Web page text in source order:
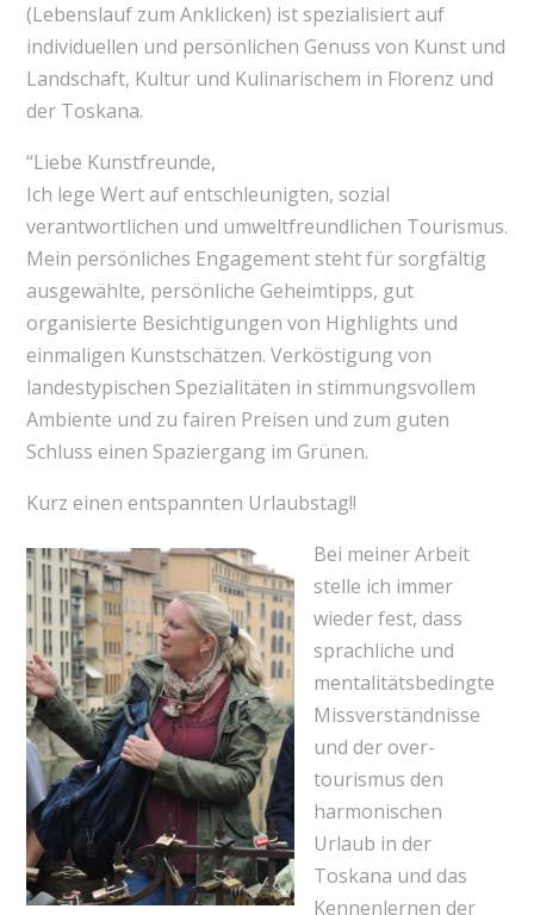
(Lebenslauf zum Anklicken) ist spezialisiert auf
individuellen und persönlichen Genuss von Kunst und
Landschaft, Kultur und Kulinarischem in Florenz und
der Toskana.
“Liebe Kunstfreunde,
Ich lege Wert auf entschleunigten, sozial
verantwortlichen und umweltfreundlichen Tourismus.
Mein persönliches Engagement steht für sorgfältig
ausgewählte, persönliche Geheimtipps, gut
organisierte Besichtigungen von Highlights und
einmaligen Kunstschätzen. Verköstigung von
landestypischen Spezialitäten in stimmungsvollem
Ambiente und zu fairen Preisen und zum guten
Schluss einen Spaziergang im Grünen.
Kurz einen entspannten Urlaubstag!!
Bei meiner Arbeit
stelle ich immer
wieder fest, dass
sprachliche und
mentalitätsbedingte
Missverständnisse
und der over-
tourismus den
harmonischen
Urlaub in der
Toskana und das
Kennenlernen der